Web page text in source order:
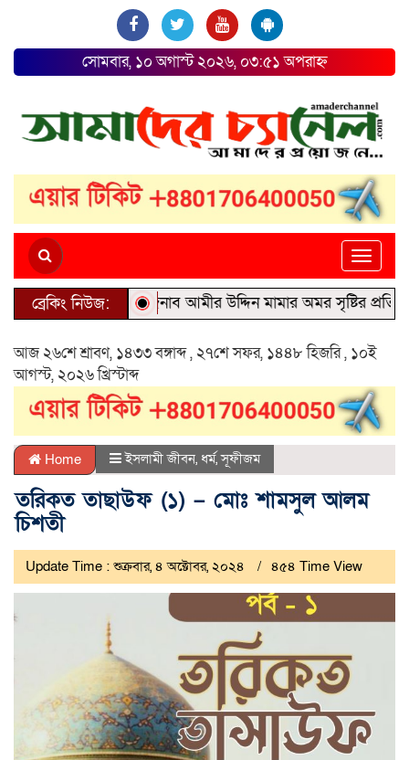
সোমবার, ১০ অগাস্ট ২০২৬, ০৩:৫১ অপরাহ্ন
Toggle
ব্রেকিং নিউজ:
কিংবদন্তি জনাব আমীর উদ্দিন মামার অমর সৃষ্টির প্রতি বিনম্র
আজ ২৬শে শ্রাবণ, ১৪৩৩ বঙ্গাব্দ , ২৭শে সফর, ১৪৪৮ হিজরি , ১০ই
আগস্ট, ২০২৬ খ্রিস্টাব্দ
Home ইসলামী জীবন, ধর্ম,সূফীজম
তরিকত তাছাউফ (১) – মোঃ শামসুল আলম
চিশতী
Update Time : শুক্রবার, ৪ অক্টোবর, ২০২৪ ৪৫৪ Time View